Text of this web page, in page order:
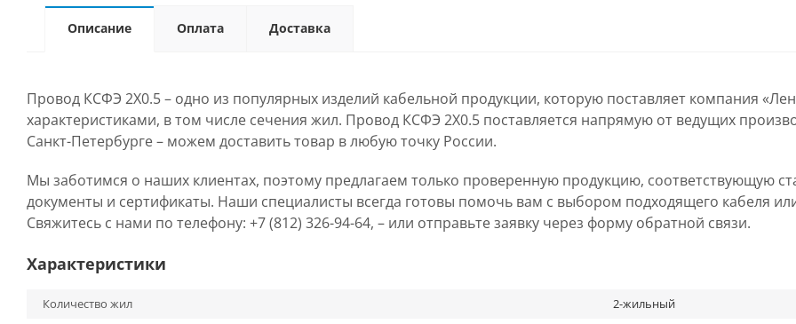
Описание Оплата Доставка
Провод КСФЭ 2Х0.5 – одно из популярных изделий кабельной продукции, которую поставляет компания
характеристиками, в том числе сечения жил. Провод КСФЭ 2Х0.5 поставляется напрямую от ведущих
Санкт-Петербурге – можем доставить товар в любую точку России.
Мы заботимся о наших клиентах, поэтому предлагаем только проверенную продукцию, соответствующую
документы и сертификаты. Наши специалисты всегда готовы помочь вам с выбором подходящего кабеля
Свяжитесь с нами по телефону: +7 (812) 326-94-64, – или отправьте заявку через форму обратной связи.
Характеристики
Количество жил
2-жильный